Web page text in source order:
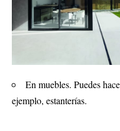
En muebles. Puedes
ejemplo, estanterías.